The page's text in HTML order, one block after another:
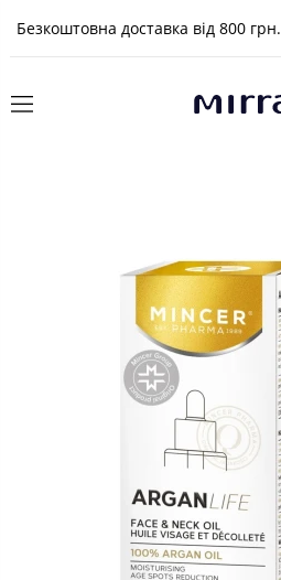
Безкоштовна доставка від 800 грн.